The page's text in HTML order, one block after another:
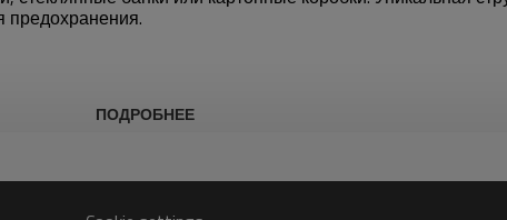
предохранения.
ПОДРОБНЕЕ